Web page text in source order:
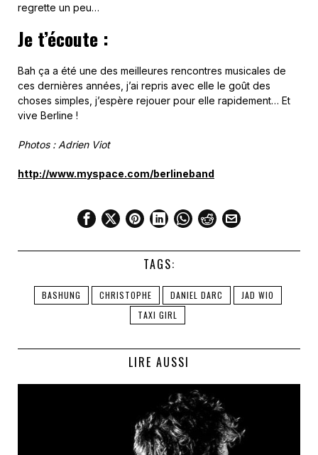
regrette un peu…
Je t’écoute :
Bah ça a été une des meilleures rencontres musicales de
ces dernières années, j’ai repris avec elle le goût des
choses simples, j’espère rejouer pour elle rapidement… Et
vive Berline !
Photos : Adrien Viot
http://www.myspace.com/berlineband
TAGS:
BASHUNG CHRISTOPHE DANIEL DARC
JAD WIO
TAXI GIRL
LIRE AUSSI